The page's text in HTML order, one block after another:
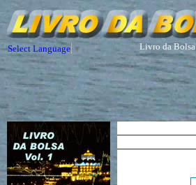
Select Language ▼ Livro da Bolsa